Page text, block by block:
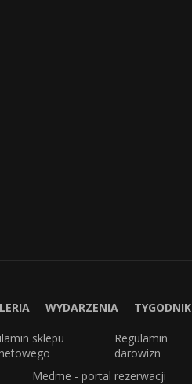
WYDARZENIA TYGODNIK
sklepu
Regulamin
darowizn
Medme - portal rezerwacji